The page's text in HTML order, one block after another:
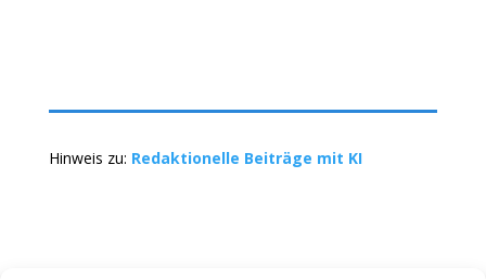
Hinweis zu: Redaktionelle Beiträge mit KI